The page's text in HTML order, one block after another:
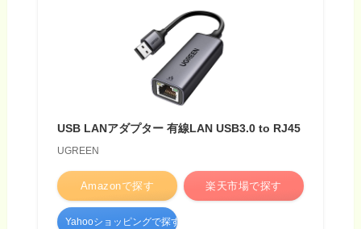
USB LANアダプター 有線LAN USB3.0 to RJ45
UGREEN
Amazonで探す 楽天市場で探す
Yahooショッピングで探す